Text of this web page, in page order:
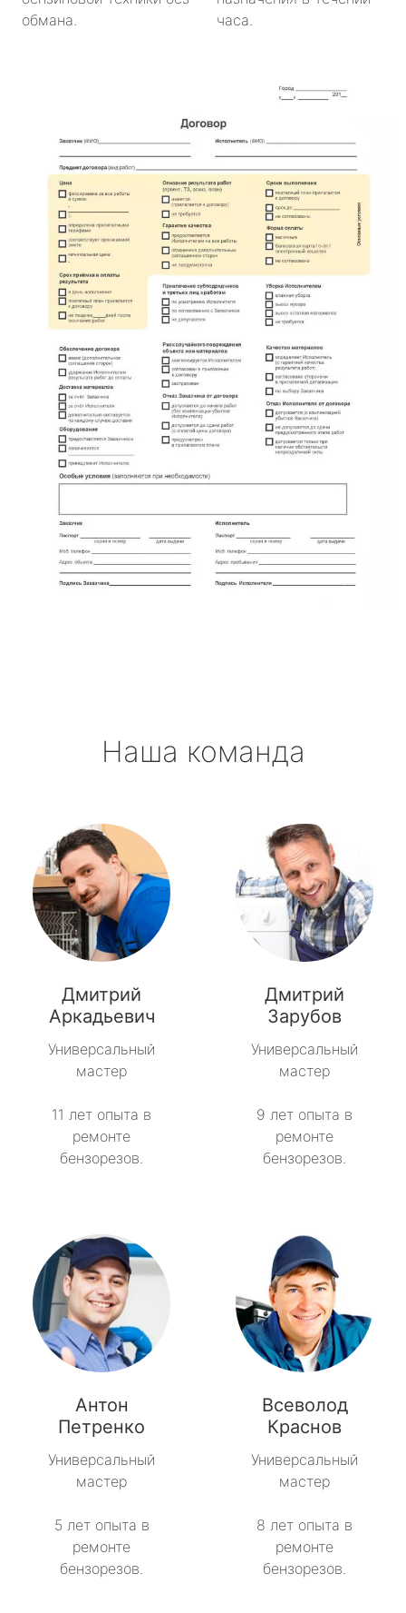
обмана.
часа.
Наша команда
Дмитрий
Аркадьевич
Универсальный
мастер
11 лет опыта в
ремонте
бензорезов.
Дмитрий
Зарубов
Универсальный
мастер
9 лет опыта в
ремонте
бензорезов.
Антон
Петренко
Универсальный
мастер
5 лет опыта в
ремонте
бензорезов.
Всеволод
Краснов
Универсальный
мастер
8 лет опыта в
ремонте
бензорезов.